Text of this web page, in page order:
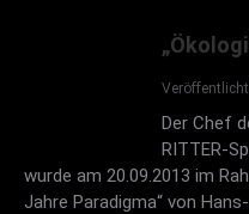
Weihbischof em.
13.3.2004 im
Bistumshaus St.
Der Chef
RITTER-
wurde am 20.09.2013 im
Jahre Paradigma“ von